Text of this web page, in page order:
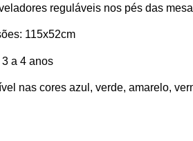
reguláveis nos pés das
115x52cm
a 4 anos
nas cores azul, verde, amarelo,